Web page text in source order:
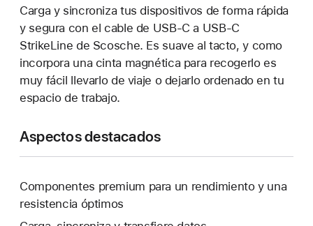
Carga y sincroniza tus dispositivos de forma rápida
y segura con el cable de USB-C a USB-C
StrikeLine de Scosche. Es suave al tacto, y como
incorpora una cinta magnética para recogerlo es
muy fácil llevarlo de viaje o dejarlo ordenado en tu
espacio de trabajo.
Aspectos destacados
Componentes premium para un rendimiento y una
resistencia óptimos